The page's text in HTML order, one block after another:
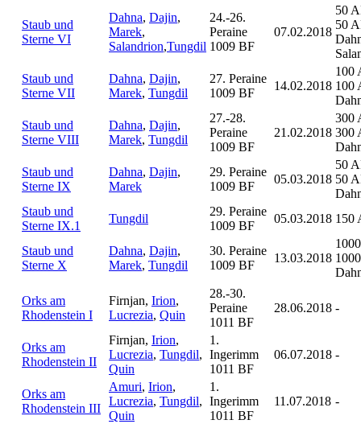
Staub und
Sterne VI
Dahna, Dajin,
Marek,
Salandrion,Tungdil
24.-26.
Peraine
1009 BF
07.02.2018
50
50
Staub und
Sterne VII
Dahna, Dajin,
Marek, Tungdil
27. Peraine
1009 BF
14.02.2018
100
100
Staub und
Sterne VIII
Dahna, Dajin,
Marek, Tungdil
27.-28.
Peraine
1009 BF
21.02.2018
300
300
Staub und
Sterne IX
Dahna, Dajin,
Marek
29. Peraine
1009 BF
05.03.2018
50
50
Staub und
Sterne IX.1
Tungdil
29. Peraine
1009 BF
05.03.2018 150
Staub und
Sterne X
Dahna, Dajin,
Marek, Tungdil
30. Peraine
1009 BF
13.03.2018
Orks am
Rhodenstein I
Firnjan, Irion,
Lucrezia, Quin
28.-30.
Peraine
1011 BF
28.06.2018 -
Orks am
Rhodenstein II
Firnjan, Irion,
Lucrezia, Tungdil,
Quin
1.
Ingerimm
1011 BF
06.07.2018 -
Orks am
Rhodenstein III
Amuri, Irion,
Lucrezia, Tungdil,
Quin
1.
Ingerimm
1011 BF
11.07.2018 -